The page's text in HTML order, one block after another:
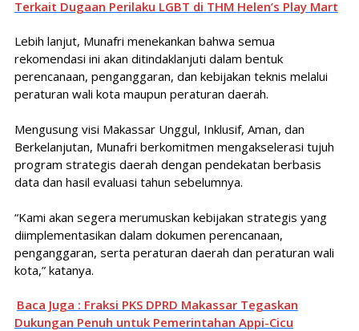
Terkait Dugaan Perilaku LGBT di THM Helen’s Play Mart
Lebih lanjut, Munafri menekankan bahwa semua
rekomendasi ini akan ditindaklanjuti dalam bentuk
perencanaan, penganggaran, dan kebijakan teknis melalui
peraturan wali kota maupun peraturan daerah.
Mengusung visi Makassar Unggul, Inklusif, Aman, dan
Berkelanjutan, Munafri berkomitmen mengakselerasi tujuh
program strategis daerah dengan pendekatan berbasis
data dan hasil evaluasi tahun sebelumnya.
“Kami akan segera merumuskan kebijakan strategis yang
diimplementasikan dalam dokumen perencanaan,
penganggaran, serta peraturan daerah dan peraturan wali
kota,” katanya.
Baca Juga : Fraksi PKS DPRD Makassar Tegaskan
Dukungan Penuh untuk Pemerintahan Appi-Cicu